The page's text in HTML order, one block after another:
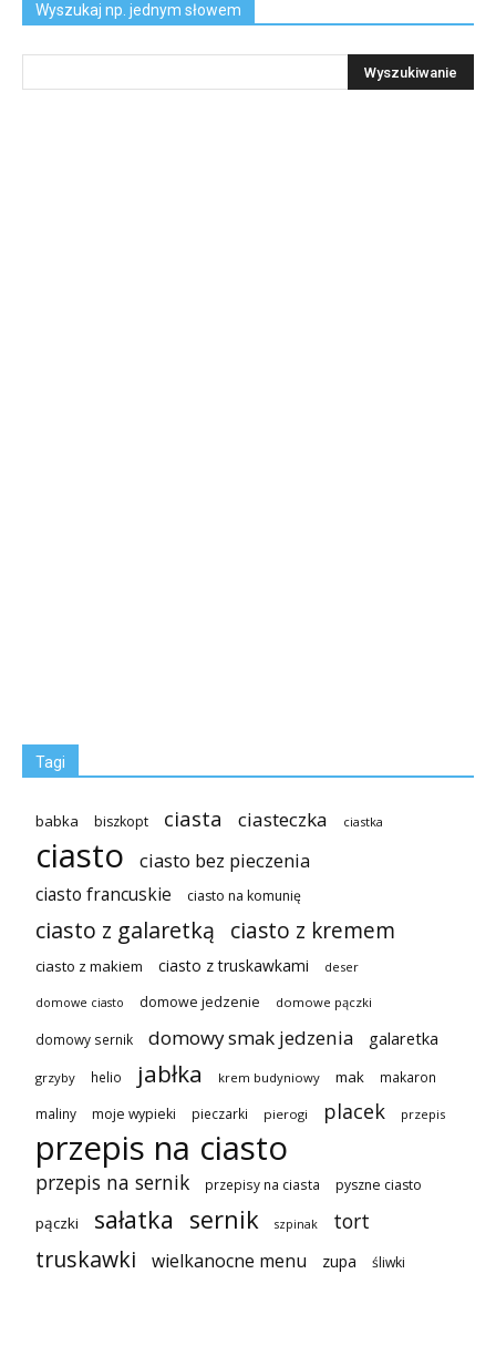
Wyszukaj np. jednym słowem
Tagi
babka biszkopt ciasta ciasteczka ciastka
ciasto ciasto bez pieczenia
ciasto francuskie ciasto na komunię
ciasto z galaretką ciasto z kremem
ciasto z makiem ciasto z truskawkami deser
domowe ciasto domowe jedzenie domowe pączki
domowy sernik domowy smak jedzenia galaretka
grzyby helio jabłka krem budyniowy mak makaron
maliny moje wypieki pieczarki pierogi placek przepis
przepis na ciasto
przepis na sernik przepisy na ciasta pyszne ciasto
pączki sałatka sernik szpinak tort
truskawki wielkanocne menu zupa śliwki